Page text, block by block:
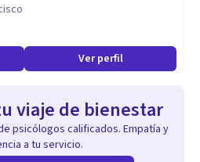
Ver perfil
viaje de bienestar
psicólogos calificados. Empatía y
a tu servicio.